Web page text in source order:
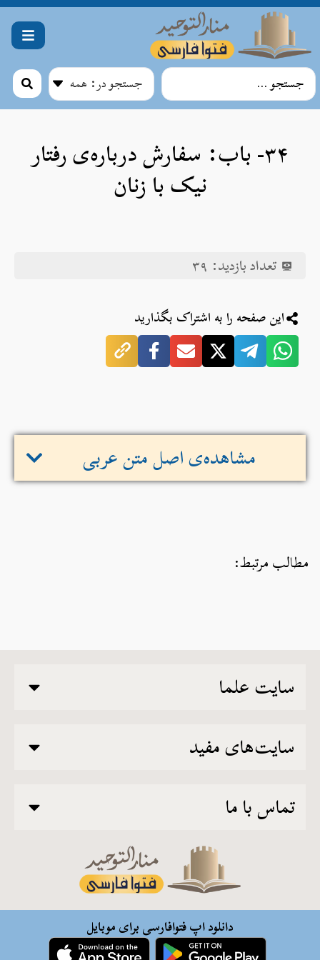
۳۴- باب: سفارش درباره‌ی رفتار
نیک با زنان
تعداد بازدید: ۳۹
این صفحه را به اشتراک بگذارید
مشاهده‌ی اصل متن عربی
مطالب مرتبط:
سایت علما
سایت‌های مفید
تماس با ما
دانلود اپ فتوافارسی برای موبایل